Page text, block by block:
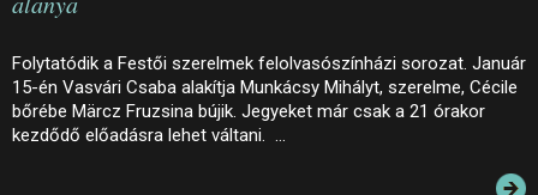
INFORMÁCIÓK
KONFERENCIA
Folytatódik a Festői szerelmek felolvasószínházi sorozat. Január
15-én Vasvári Csaba alakítja Munkácsy Mihályt, szerelme, Cécile
bőrébe Märcz Fruzsina bújik. Jegyeket már csak a 21 órakor
kezdődő előadásra lehet váltani. …